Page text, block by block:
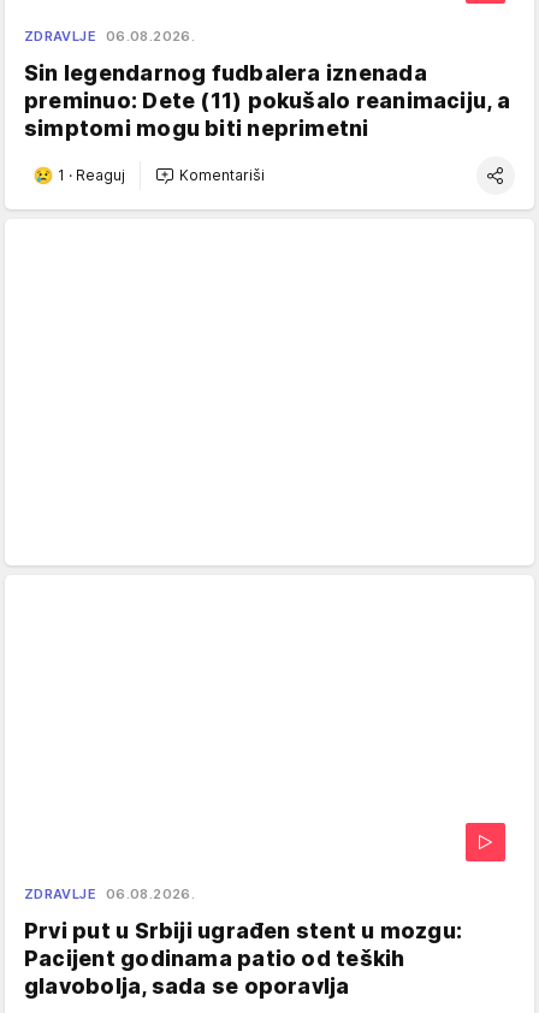
ZDRAVLJE 06.08.2026.
Sin legendarnog fudbalera iznenada
preminuo: Dete (11) pokušalo reanimaciju, a
simptomi mogu biti neprimetni
1 · Reaguj Komentariši
ZDRAVLJE 06.08.2026.
Prvi put u Srbiji ugrađen stent u mozgu:
Pacijent godinama patio od teških
glavobolja, sada se oporavlja